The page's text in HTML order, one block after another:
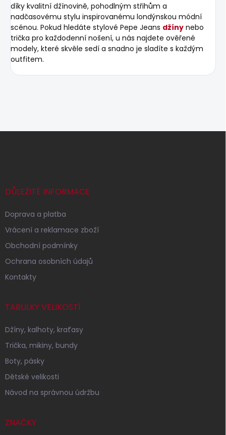
díky kvalitní džínovině, pohodlným střihům a
nadčasovému stylu inspirovanému londýnskou módní
scénou. Pokud hledáte stylové Pepe Jeans džíny nebo
trička pro každodenní nošení, u nás najdete ověřené
modely, které skvěle sedí a snadno je sladíte s každým
outfitem.
Z
DŮLEŽITÉ INFORMACE
Doprava a platba
Vrácení a reklamace zboží
Obchodní podmínky
Ochrana osobních údajů
Kontakty
TABULKY VELIKOSTÍ
Džíny, kalhoty, kraťasy
Trička, mikiny, bundy
Boty, pásky
Dětské velikosti
Návod na správnou údržbu
ZNAČKY